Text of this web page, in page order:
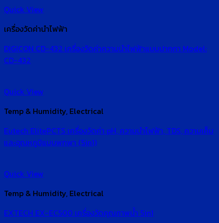
Quick View
เครื่องวัดค่านำไฟฟ้า
DIGICON CD-432 เครื่องวัดค่าความนำไฟฟ้าแบบปากกา Model:
CD-432
Quick View
Temp & Humidity, Electrical
Eutech ElitePCTS เครื่องวัดค่า pH, ความนำไฟฟ้า, TDS, ความเค็ม
และอุณหภูมิแบบพกพา (5in1)
Quick View
Temp & Humidity, Electrical
EXTECH EX-EC500 เครื่องวัดคุณภาพน้ำ 5in1